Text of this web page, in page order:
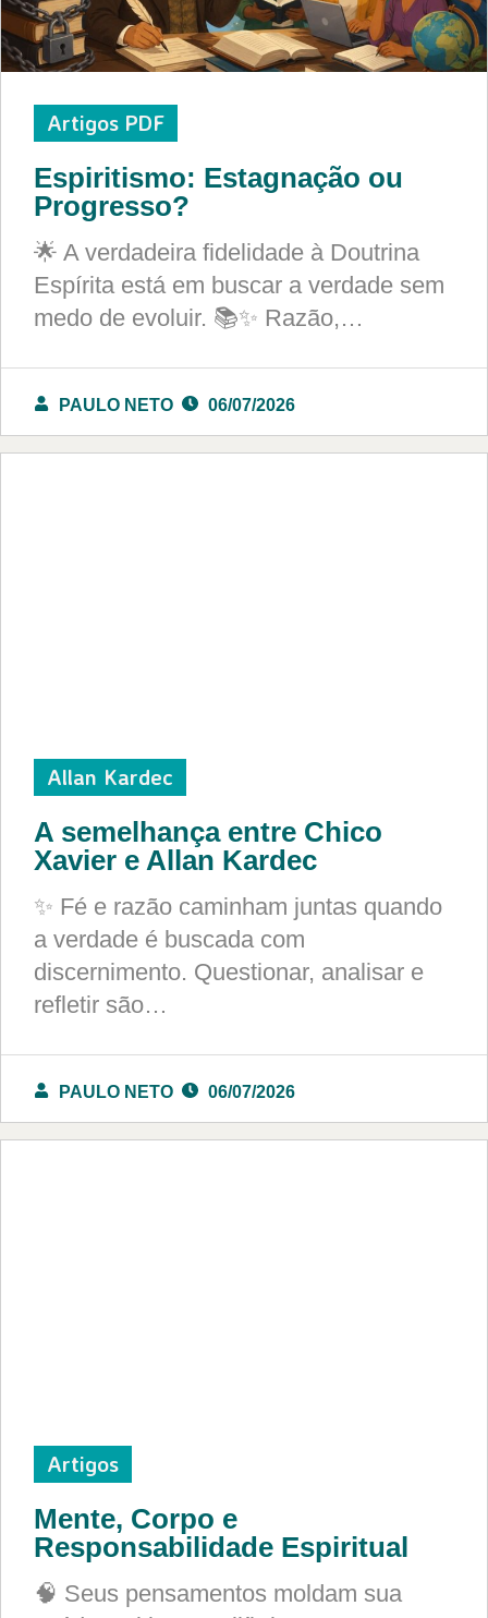
Artigos PDF
Espiritismo: Estagnação ou
Progresso?
🌟 A verdadeira fidelidade à Doutrina
Espírita está em buscar a verdade sem
medo de evoluir. 📚✨ Razão,…
PAULO NETO 06/07/2026
Allan Kardec
A semelhança entre Chico
Xavier e Allan Kardec
✨ Fé e razão caminham juntas quando
a verdade é buscada com
discernimento. Questionar, analisar e
refletir são…
PAULO NETO 06/07/2026
Artigos
Mente, Corpo e
Responsabilidade Espiritual
🧠 Seus pensamentos moldam sua